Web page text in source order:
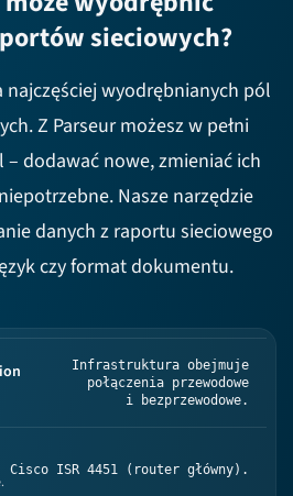
sieciowych?
najczęściej wyodrębnianych pól
Z Parseur możesz w pełni
dodawać nowe, zmieniać ich
Nasze narzędzie
danych z raportu sieciowego
czy format dokumentu.
Infrastruktura obejmuje
połączenia przewodowe
i bezprzewodowe.
Cisco ISR 4451 (router główny).